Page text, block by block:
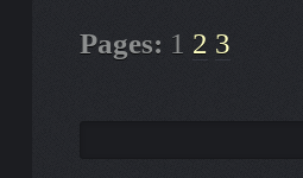
Pages: 1 2 3